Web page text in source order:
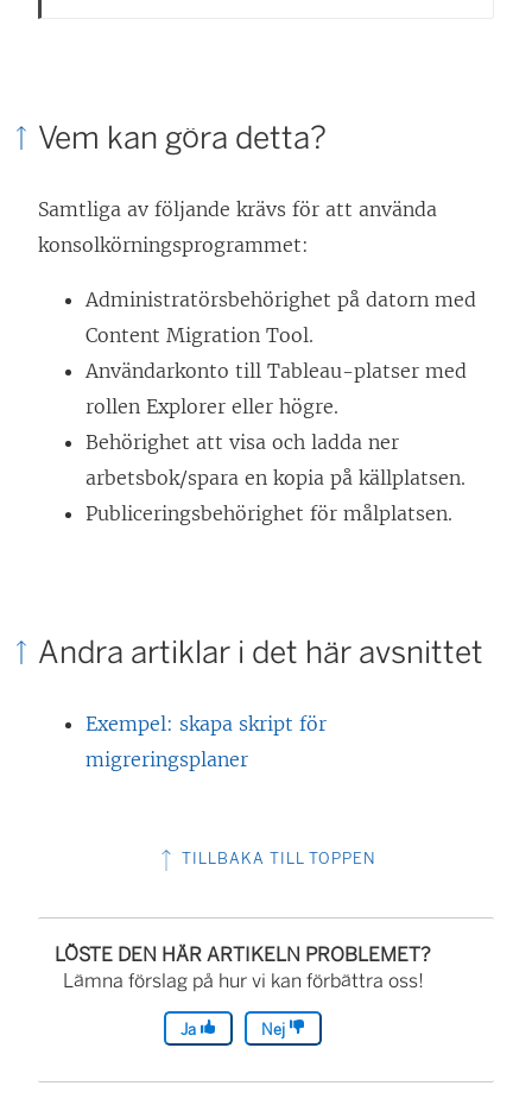
Vem kan göra detta?
Samtliga av följande krävs för att använda
konsolkörningsprogrammet:
Administratörsbehörighet på datorn med
Content Migration Tool.
Användarkonto till Tableau-platser med
rollen Explorer eller högre.
Behörighet att visa och ladda ner
arbetsbok/spara en kopia på källplatsen.
Publiceringsbehörighet för målplatsen.
Andra artiklar i det här avsnittet
Exempel: skapa skript för
migreringsplaner
TILLBAKA TILL TOPPEN
LÖSTE DEN HÄR ARTIKELN PROBLEMET?
Lämna förslag på hur vi kan förbättra oss!
Ja Nej